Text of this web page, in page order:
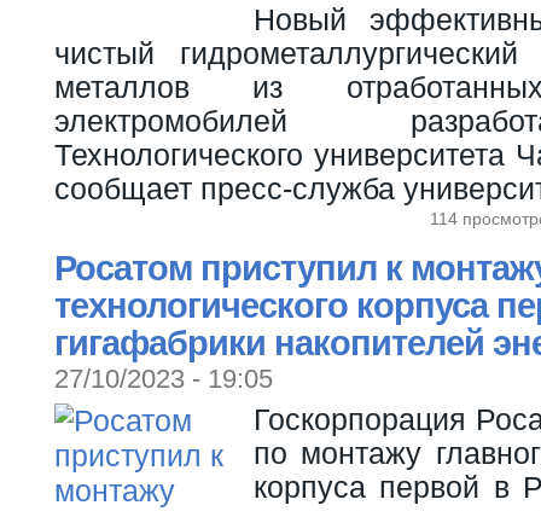
Новый
чистый
металлов из
электромобилей
Технологического
сообщает пресс-служба
114
Росатом приступил к
технологического корпуса
гигафабрики накопителей
27/10/2023 - 19:05
Госкорпорация
по монтажу
корпуса первой в